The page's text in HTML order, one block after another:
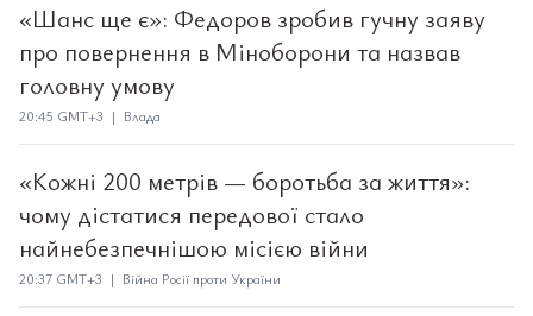
«Шанс ще є»: Федоров зробив гучну заяву
про повернення в Міноборони та назвав
головну умову
20:45 GMT+3 | Влада
«Кожні 200 метрів — боротьба за життя»:
чому дістатися передової стало
найнебезпечнішою місією війни
20:37 GMT+3 | Війна Росії проти України